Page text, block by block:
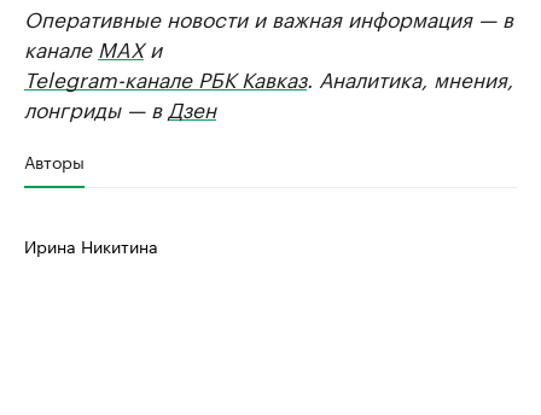
Оперативные новости и важная информация — в
канале MAXи
Telegram-канале РБК Кавказ. Аналитика, мнения,
лонгриды — в Дзен
Авторы
Ирина Никитина